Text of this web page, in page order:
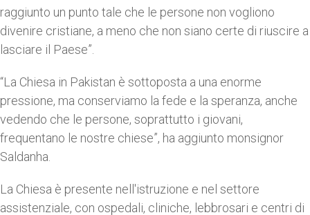
raggiunto un punto tale che le persone non vogliono
divenire cristiane, a meno che non siano certe di riuscire a
lasciare il Paese”.
“La Chiesa in Pakistan è sottoposta a una enorme
pressione, ma conserviamo la fede e la speranza, anche
vedendo che le persone, soprattutto i giovani,
frequentano le nostre chiese”, ha aggiunto monsignor
Saldanha.
La Chiesa è presente nell'istruzione e nel settore
assistenziale, con ospedali, cliniche, lebbrosari e centri di